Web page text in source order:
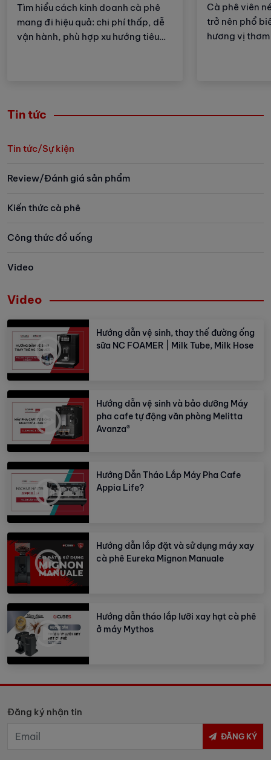
Tìm hiểu cách kinh doanh cà phê
mang đi hiệu quả: chi phí thấp, dễ
vận hành, phù hợp xu hướng tiêu
Cà phê viên
trở nên phổ
hương vị
Tin tức
Tin tức/Sự kiện
Review/Đánh giá sản phẩm
Kiến thức cà phê
Công thức đồ uống
Video
Video
Hướng dẫn vệ sinh, thay thế đường ống
sữa NC FOAMER | Milk Tube, Milk Hose
Hướng dẫn vệ sinh và bảo dưỡng Máy
pha cafe tự động văn phòng Melitta
Avanza®
Hướng Dẫn Tháo Lắp Máy Pha Cafe
Appia Life?
Hướng dẫn lắp đặt và sử dụng máy xay
cà phê Eureka Mignon Manuale
Hướng dẫn tháo lắp lưỡi xay hạt cà phê
ở máy Mythos
Đăng ký nhận tin
ĐĂNG KÝ